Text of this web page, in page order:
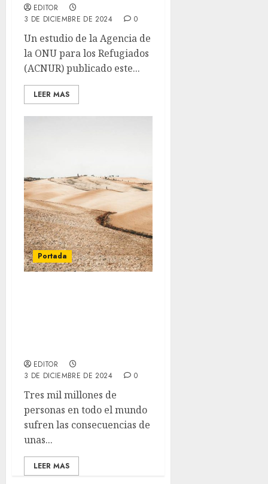
EDITOR
3 DE DICIEMBRE DE 2024
0
Un estudio de la Agencia de
la ONU para los Refugiados
(ACNUR) publicado este...
LEER MAS
Portada
EDITOR
3 DE DICIEMBRE DE 2024
0
Tres mil millones de
personas en todo el mundo
sufren las consecuencias de
unas...
LEER MAS